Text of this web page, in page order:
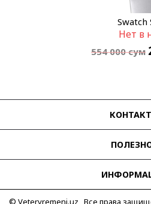
Swatch
Нет в
554 000сум
© Vetervremeni.uz Все права